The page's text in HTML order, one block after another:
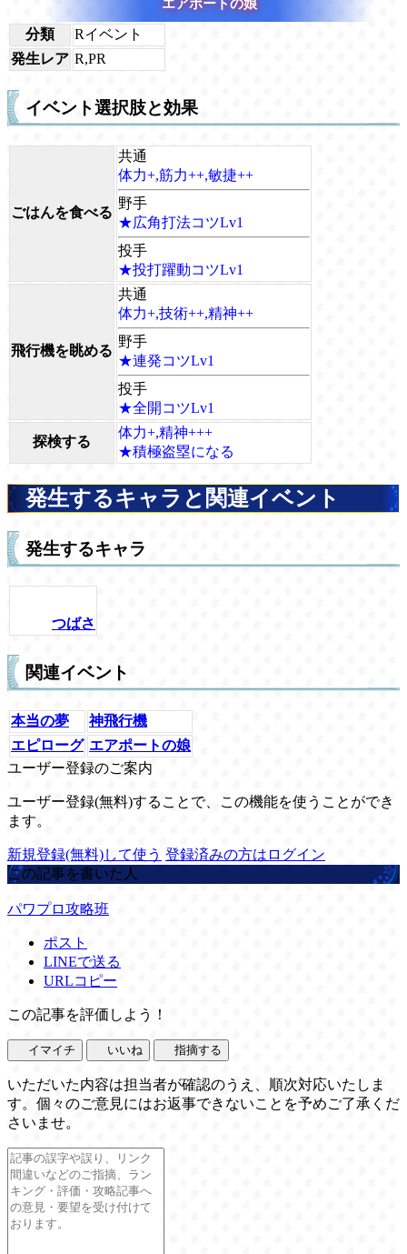
エアポートの娘
分類
Rイベント
発生レア R,PR
イベント選択肢と効果
ごはんを食べる
共通
体力+,筋力++,敏捷++
野手
★広角打法コツLv1
投手
★投打躍動コツLv1
飛行機を眺める
共通
体力+,技術++,精神++
野手
★連発コツLv1
投手
★全開コツLv1
探検する
体力+,精神+++
★積極盗塁になる
発生するキャラと関連イベント
発生するキャラ
つばさ
関連イベント
本当の夢
神飛行機
エピローグ エアポートの娘
ユーザー登録のご案内
ユーザー登録(無料)することで、この機能を使うことができ
ます。
新規登録(無料)して使う 登録済みの方はログイン
この記事を書いた人
パワプロ攻略班
ポスト
LINEで送る
URLコピー
この記事を評価しよう！
イマイチ いいね 指摘する
いただいた内容は担当者が確認のうえ、順次対応いたしま
す。個々のご意見にはお返事できないことを予めご了承くだ
さいませ。